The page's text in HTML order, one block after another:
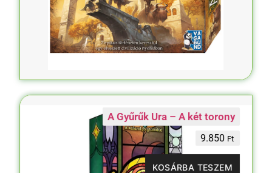
A Gyűrűk Ura – A két torony
9.850 Ft
KOSÁRBA TESZEM